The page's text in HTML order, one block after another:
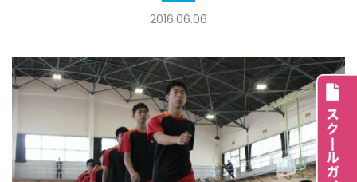
2016.06.06